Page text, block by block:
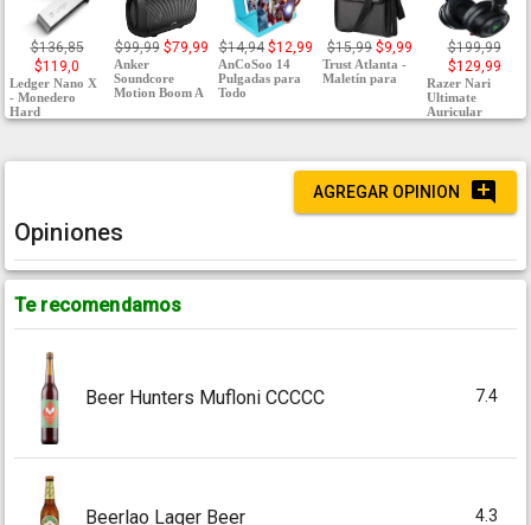
$136,85
$119,0
Ledger Nano X
- Monedero
Hard
$99,99 $79,99
Anker
Soundcore
Motion Boom A
$14,94 $12,99
AnCoSoo 14
Pulgadas para
Todo
$15,99 $9,99
Trust Atlanta -
Maletín para
$199,99
$129,99
Razer Nari
Ultimate
Auricular
AGREGAR OPINION
Opiniones
Te recomendamos
Beer Hunters Mufloni CCCCC 7.4
Beerlao Lager Beer 4.3